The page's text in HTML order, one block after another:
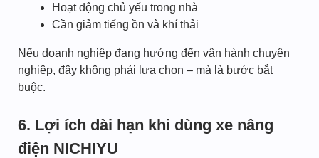
Hoạt động chủ yếu trong nhà
Cần giảm tiếng ồn và khí thải
Nếu doanh nghiệp đang hướng đến vận hành chuyên
nghiệp, đây không phải lựa chọn – mà là bước bắt
buộc.
6. Lợi ích dài hạn khi dùng xe nâng
điện NICHIYU